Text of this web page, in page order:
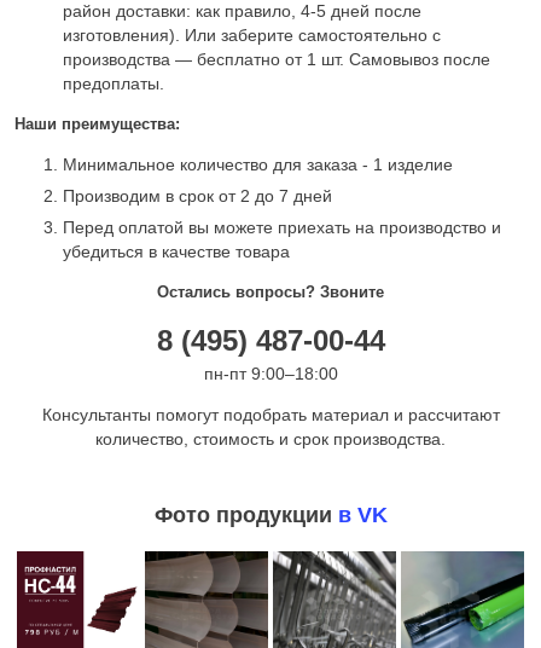
район доставки: как правило, 4-5 дней после
изготовления). Или заберите самостоятельно с
производства — бесплатно от 1 шт. Самовывоз после
предоплаты.
Наши преимущества:
Минимальное количество для заказа - 1 изделие
Производим в срок от 2 до 7 дней
Перед оплатой вы можете приехать на производство и
убедиться в качестве товара
Остались вопросы? Звоните
8 (495) 487-00-44
пн-пт 9:00–18:00
Консультанты помогут подобрать материал и рассчитают
количество, стоимость и срок производства.
Фото продукции в VK